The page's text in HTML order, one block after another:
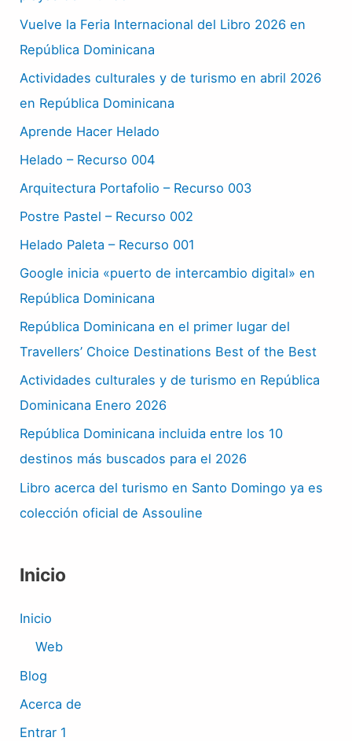
Vuelve la Feria Internacional del Libro 2026 en
República Dominicana
Actividades culturales y de turismo en abril 2026
en República Dominicana
Aprende Hacer Helado
Helado – Recurso 004
Arquitectura Portafolio – Recurso 003
Postre Pastel – Recurso 002
Helado Paleta – Recurso 001
Google inicia «puerto de intercambio digital» en
República Dominicana
República Dominicana en el primer lugar del
Travellers’ Choice Destinations Best of the Best
Actividades culturales y de turismo en República
Dominicana Enero 2026
República Dominicana incluida entre los 10
destinos más buscados para el 2026
Libro acerca del turismo en Santo Domingo ya es
colección oficial de Assouline
Inicio
Inicio
Web
Blog
Acerca de
Entrar 1